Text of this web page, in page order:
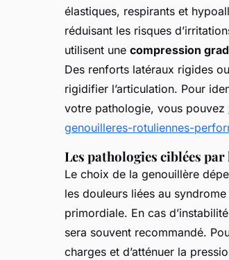
élastiques, respirants et
réduisant les risques
utilisent une compression
Des renforts latéraux rigides
rigidifier l’articulation. Pour
votre pathologie, vous pouvez
genouilleres-rotuliennes-
Les pathologies ciblées
Le choix de la genouillère
les douleurs liées au
primordiale. En cas
sera souvent recommandé.
charges et d’atténuer la